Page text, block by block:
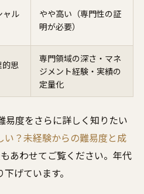
ャル
やや高い（専門性の証
明が必要）
思
専門領域の深さ・マネ
ジメント経験・実績の
定量化
易度をさらに詳しく知りたい
い？未経験からの難易度と成
もあわせてご覧ください。年代
げています。